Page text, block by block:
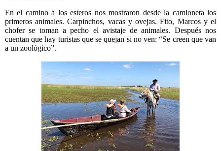
En el camino a los esteros nos mostraron desde la camioneta los
primeros animales. Carpinchos, vacas y ovejas. Fito, Marcos y el
chofer se toman a pecho el avistaje de animales. Después nos
cuentan que hay turistas que se quejan si no ven: “Se creen que van
a un zoológico”.